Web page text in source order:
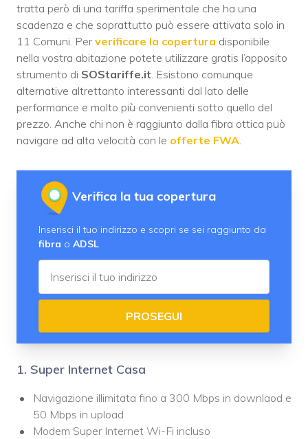
tratta però di una tariffa sperimentale che ha una
scadenza e che soprattutto può essere attivata solo in
11 Comuni. Per verificare la copertura disponibile
nella vostra abitazione potete utilizzare gratis l’apposito
strumento di SOStariffe.it . Esistono comunque
alternative altrettanto interessanti dal lato delle
performance e molto più convenienti sotto quello del
prezzo. Anche chi non è raggiunto dalla fibra ottica può
navigare ad alta velocità con le offerte FWA
Verifica la tua copertura
Inserisci il tuo indirizzo e scopri se sei raggiunto da
fibra o ADSL
PROSEGUI
1. Super Internet Casa
Navigazione illimitata fino a 300 Mbps in downlaod e
50 Mbps in upload
Modem Super Internet Wi-Fi incluso